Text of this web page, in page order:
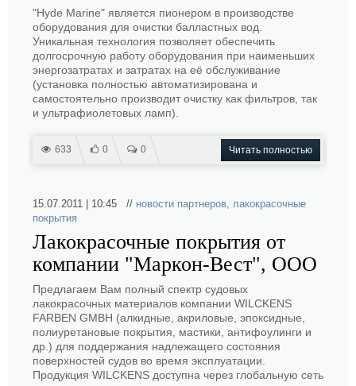
"Hyde Marine" является пионером в производстве
оборудования для очистки балластных вод.
Уникальная технология позволяет обеспечить
долгосрочную работу оборудования при наименьших
энергозатратах и затратах на её обслуживание
(установка полностью автоматизирована и
самостоятельно производит очистку как фильтров, так
и ультрафиолетовых ламп).
633 0 0 Читать полностью
15.07.2011 | 10:45 // новости партнеров, лакокрасочные
покрытия
Лакокрасочные покрытия от
компании "Маркон-Вест", ООО
Предлагаем Вам полный спектр судовых
лакокрасочных материалов компании WILCKENS
FARBEN GMBH (алкидные, акриловые, эпоксидные,
полиуретановые покрытия, мастики, антифоулинги и
др.) для поддержания надлежащего состояния
поверхностей судов во время эксплуатации.
Продукция WILCKENS доступна через глобальную сеть